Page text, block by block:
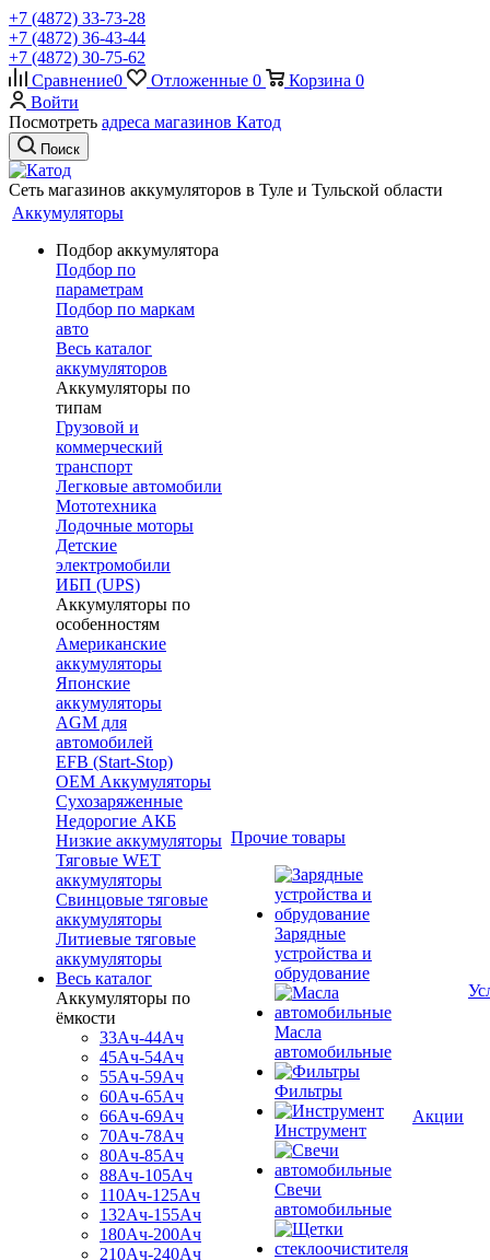
+7 (4872) 33-73-28
+7 (4872) 36-43-44
+7 (4872) 30-75-62
Сравнение0 Отложенные 0 Корзина 0
Войти
Посмотреть адреса магазинов Катод
Поиск
Сеть магазинов аккумуляторов в Туле и Тульской области
Аккумуляторы
Подбор аккумулятора
Подбор по
параметрам
Подбор по маркам
авто
Весь каталог
аккумуляторов
Аккумуляторы по
типам
Грузовой и
коммерческий
транспорт
Легковые автомобили
Мототехника
Лодочные моторы
Детские
электромобили
ИБП (UPS)
Аккумуляторы по
особенностям
Американские
аккумуляторы
Японские
аккумуляторы
AGM для
автомобилей
EFB (Start-Stop)
OEM Аккумуляторы
Сухозаряженные
Недорогие АКБ
Низкие аккумуляторы
Тяговые WET
аккумуляторы
Свинцовые тяговые
аккумуляторы
Литиевые тяговые
аккумуляторы
Весь каталог
Аккумуляторы по
ёмкости
33Ач-44Ач
45Ач-54Ач
55Ач-59Ач
60Ач-65Ач
66Ач-69Ач
70Ач-78Ач
80Ач-85Ач
88Ач-105Ач
110Ач-125Ач
132Ач-155Ач
180Ач-200Ач
210Ач-240Ач
Прочие товары
Зарядные
устройства и
обрудование
Масла
автомобильные
Фильтры
Инструмент
Свечи
автомобильные
Акции